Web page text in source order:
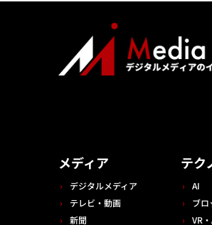
メディア
デジタルメディア
テレビ・動画
新聞
テク
AI
ブロ
VR